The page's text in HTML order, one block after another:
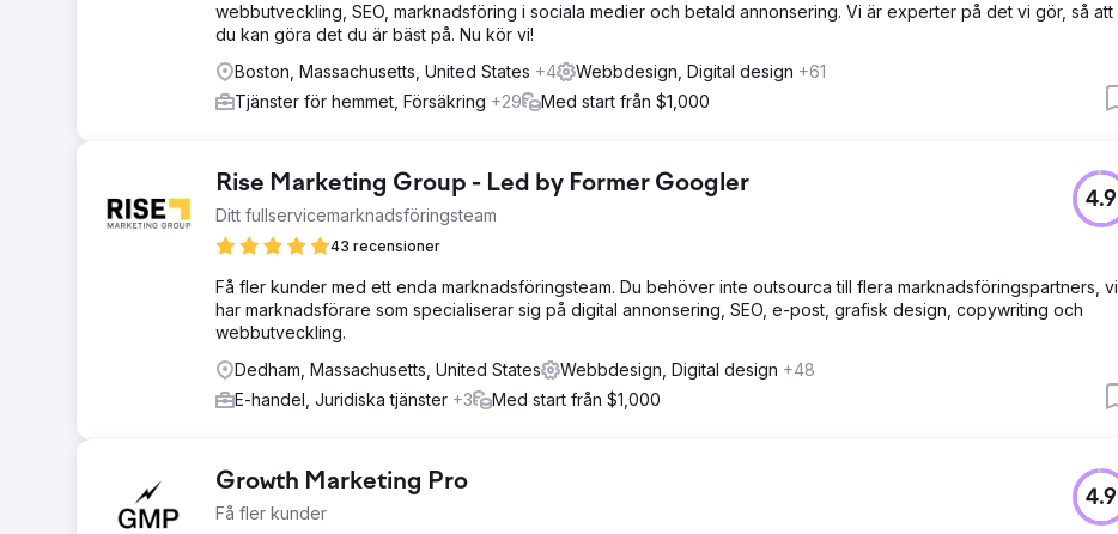
webbutveckling, SEO, marknadsföring i sociala medier och betald annonsering. Vi är experter på det vi gör, så att
du kan göra det du är bäst på. Nu kör vi!
Boston, Massachusetts, United States +4 Webbdesign, Digital design +61
Tjänster för hemmet, Försäkring +29 Med start från $1,000
Rise Marketing Group - Led by Former Googler
Ditt fullservicemarknadsföringsteam
43 recensioner
4.9
Få fler kunder med ett enda marknadsföringsteam. Du behöver inte outsourca till flera marknadsföringspartners, vi
har marknadsförare som specialiserar sig på digital annonsering, SEO, e-post, grafisk design, copywriting och
webbutveckling.
Dedham, Massachusetts, United States
Webbdesign, Digital design +48
E-handel, Juridiska tjänster +3 Med start från $1,000
Growth Marketing Pro
Få fler kunder
4.9